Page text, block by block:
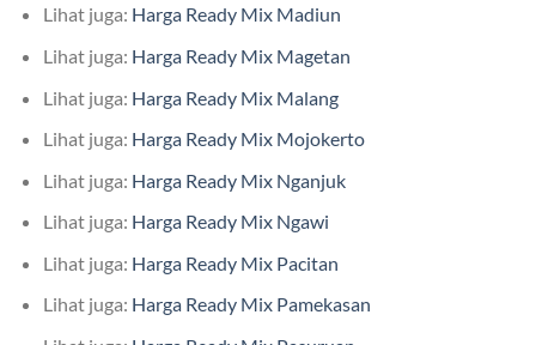
Lihat juga: Harga Ready Mix Madiun
Lihat juga: Harga Ready Mix Magetan
Lihat juga: Harga Ready Mix Malang
Lihat juga: Harga Ready Mix Mojokerto
Lihat juga: Harga Ready Mix Nganjuk
Lihat juga: Harga Ready Mix Ngawi
Lihat juga: Harga Ready Mix Pacitan
Lihat juga: Harga Ready Mix Pamekasan